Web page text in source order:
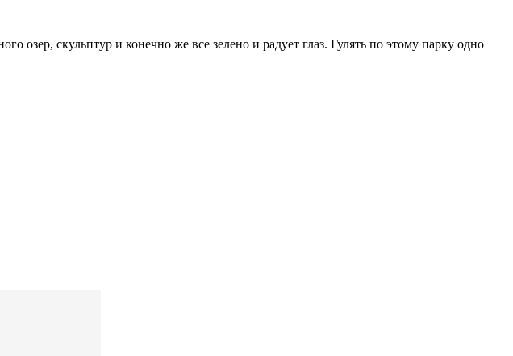
озер, скульптур и конечно же все зелено и радует глаз. Гулять по этому парку одно